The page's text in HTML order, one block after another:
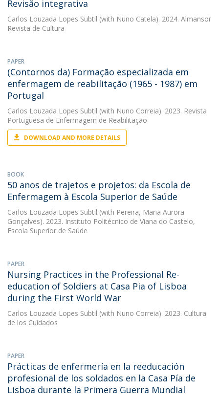
Revisão integrativa
Carlos Louzada Lopes Subtil (with Nuno Catela). 2024. Almansor
Revista de Cultura
PAPER
(Contornos da) Formação especializada em
enfermagem de reabilitação (1965 - 1987) em
Portugal
Carlos Louzada Lopes Subtil (with Nuno Correia). 2023. Revista
Portuguesa de Enfermagem de Reabilitação
DOWNLOAD AND MORE DETAILS
BOOK
50 anos de trajetos e projetos: da Escola de
Enfermagem à Escola Superior de Saúde
Carlos Louzada Lopes Subtil (with Pereira, Maria Aurora
Gonçalves). 2023. Instituto Politécnico de Viana do Castelo,
Escola Superior de Saúde
PAPER
Nursing Practices in the Professional Re-
education of Soldiers at Casa Pia of Lisboa
during the First World War
Carlos Louzada Lopes Subtil (with Nuno Correia). 2023. Cultura
de los Cuidados
PAPER
Prácticas de enfermería en la reeducación
profesional de los soldados en la Casa Pía de
Lisboa durante la Primera Guerra Mundial